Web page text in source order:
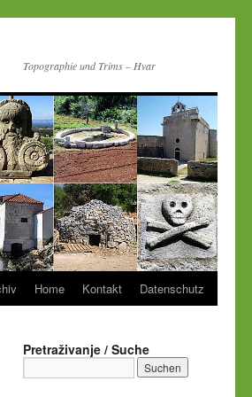
Topographie und Trims – Hvar
Home Kontakt Datenschutz
Pretraživanje / Suche